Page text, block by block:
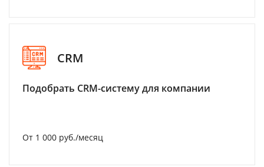
CRM
Подобрать CRM-систему для компании
От 1 000 руб./месяц